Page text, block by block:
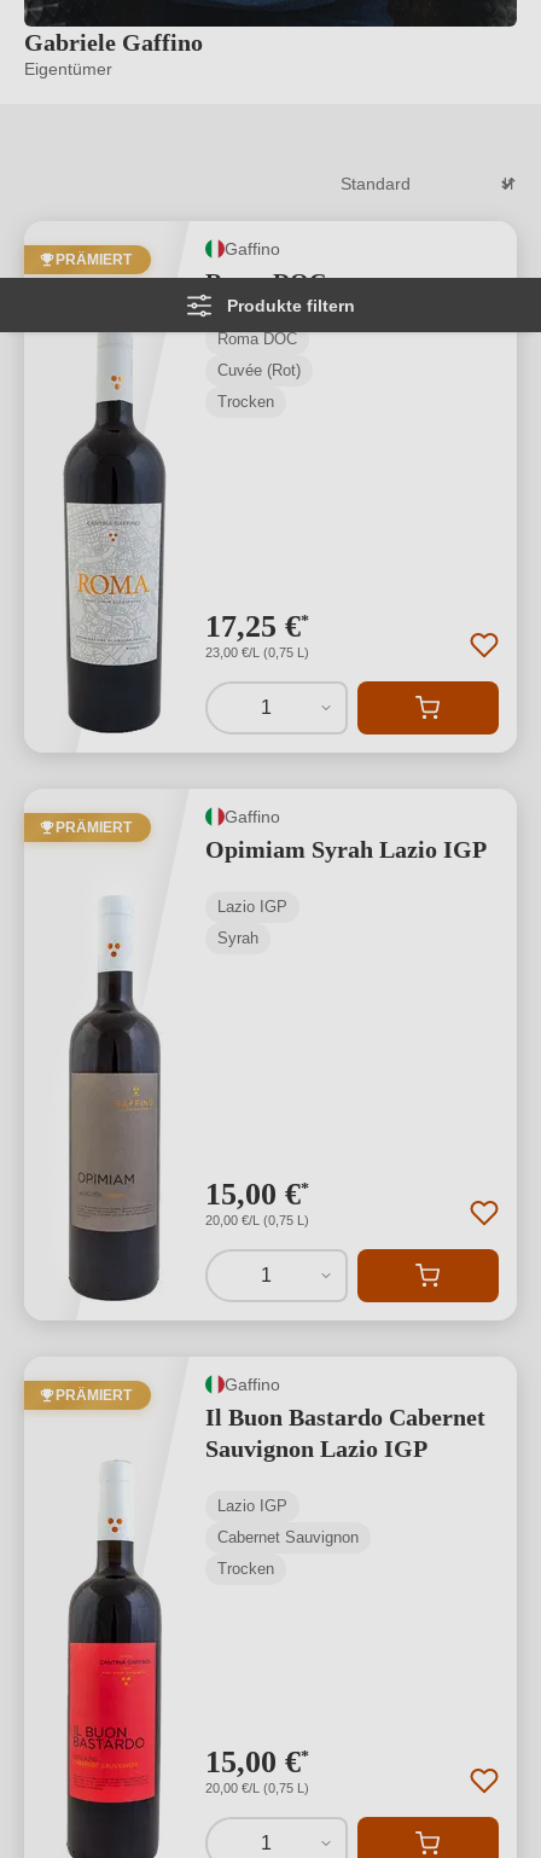
Gabriele Gaffino
Eigentümer
Produkte filtern
PRÄMIERT
Gaffino
Roma DOC
Roma DOC
Cuvée (Rot)
Trocken
17,25 €*
23,00 €/L (0,75 L)
1
PRÄMIERT
Gaffino
Opimiam Syrah Lazio IGP
Lazio IGP
Syrah
15,00 €*
20,00 €/L (0,75 L)
1
PRÄMIERT
Gaffino
Il Buon Bastardo Cabernet
Sauvignon Lazio IGP
Lazio IGP
Cabernet Sauvignon
Trocken
15,00 €*
20,00 €/L (0,75 L)
1